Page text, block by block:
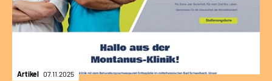
Artikel 07.11.2025